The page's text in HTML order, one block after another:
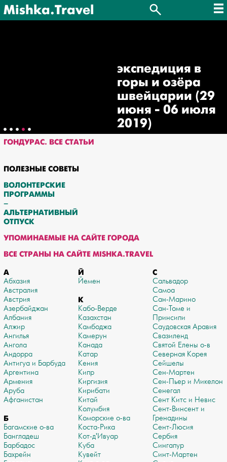
Mishka.Travel
экспедиция в
горы и озёра
швейцарии (29
июня - 06 июля
2019)
ГОНДУРАС. ВСЕ СТАТЬИ
ПОЛЕЗНЫЕ СОВЕТЫ
ВОЛОНТЕРСКИЕ
ПРОГРАММЫ
–
АЛЬТЕРНАТИВНЫЙ
ОТПУСК
УПОМИНАЕМЫЕ НА САЙТЕ ГОРОДА
ВСЕ СТРАНЫ НА САЙТЕ MISHKA.TRAVEL
А
Абхазия
Австралия
Австрия
Азербайджан
Албания
Алжир
Ангилья
Ангола
Андорра
Антигуа и Барбуда
Аргентина
Армения
Аруба
Афганистан
Б
Багамские о-ва
Бангладеш
Барбадос
Бахрейн
Й
Йемен
К
Кабо-Верде
Казахстан
Камбоджа
Камерун
Канада
Катар
Кения
Кипр
Киргизия
Кирибати
Китай
Колумбия
Коморские о-ва
Коста-Рика
Кот-д'Ивуар
Куба
Кувейт
С
Сальвадор
Самоа
Сан-Марино
Сан-Томе и
Принсипи
Саудовская Аравия
Свазиленд
Святой Елены о-в
Северная Корея
Сейшелы
Сен-Мартен
Сен-Пьер и Микелон
Сенегал
Сент Китс и Невис
Сент-Винсент и
Гренадины
Сент-Люсия
Сербия
Сингапур
Синт-Мартен